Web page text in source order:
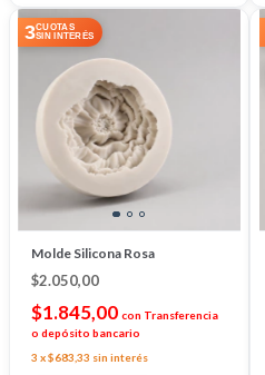
3CUOTAS
SIN INTERÉS
Molde Silicona Rosa
$2.050,00
$1.845,00 con Transferencia
o depósito bancario
3 x$683,33 sin interés